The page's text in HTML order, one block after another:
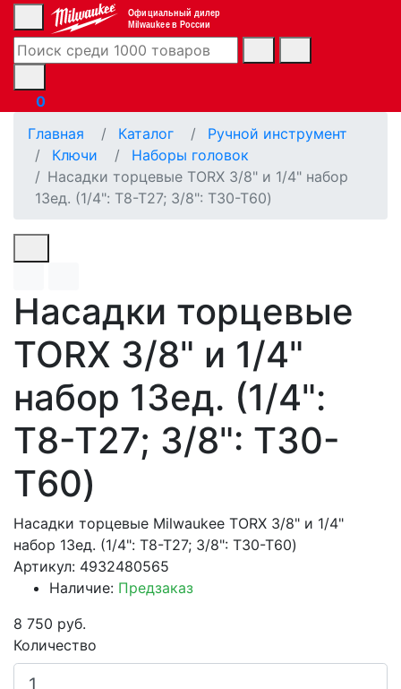
Официальный дилер
Milwaukee в России
0
Главная
Каталог
Ручной инструмент
Ключи
Наборы головок
Насадки торцевые TORX 3/8" и 1/4" набор
13ед. (1/4": T8-T27; 3/8": T30-T60)
Насадки торцевые
TORX 3/8" и 1/4"
набор 13ед. (1/4":
T8-T27; 3/8": T30-
T60)
Насадки торцевые Milwaukee TORX 3/8" и 1/4"
набор 13ед. (1/4": T8-T27; 3/8": T30-T60)
Артикул: 4932480565
Наличие: Предзаказ
8 750 руб.
Количество